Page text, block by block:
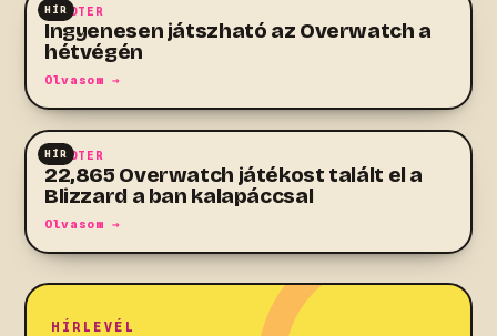
HÍR
SHOOTER
Ingyenesen játszható az Overwatch a
hétvégén
Olvasom →
HÍR
SHOOTER
22,865 Overwatch játékost talált el a
Blizzard a ban kalapáccsal
Olvasom →
HÍRLEVÉL